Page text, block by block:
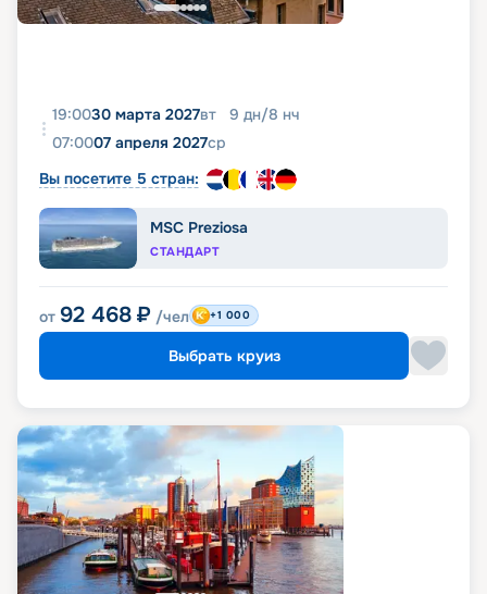
19:0030 марта 2027вт 9 дн/8 нч
07:0007 апреля 2027ср
Вы посетите 5 стран:
MSC Preziosa
СТАНДАРТ
от 92 468 ₽ /чел +1 000
Выбрать круиз